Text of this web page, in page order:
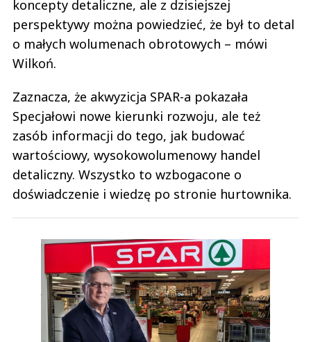
koncepty detaliczne, ale z dzisiejszej
perspektywy można powiedzieć, że był to detal
o małych wolumenach obrotowych – mówi
Wilkoń.
Zaznacza, że akwyzicja SPAR-a pokazała
Specjałowi nowe kierunki rozwoju, ale też
zasób informacji do tego, jak budować
wartościowy, wysokowolumenowy handel
detaliczny. Wszystko to wzbogacone o
doświadczenie i wiedzę po stronie hurtownika.